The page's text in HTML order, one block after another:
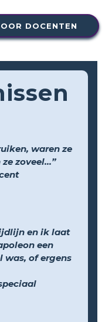
DOCENTEN
waren ze
zoveel...”
en ik laat
een
was, of ergens